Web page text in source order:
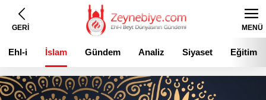
GERİ MENÜ
Ehl-i
Beyt
İslam Gündem Analiz Siyaset Eğitim